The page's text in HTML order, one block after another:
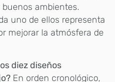
ambientes.
uno de ellos representa
mejorar la atmósfera de
diez diseños
En orden cronológico,